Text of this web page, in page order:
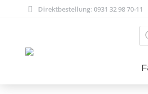
Direktbestellung: 0931 32 98 70-11